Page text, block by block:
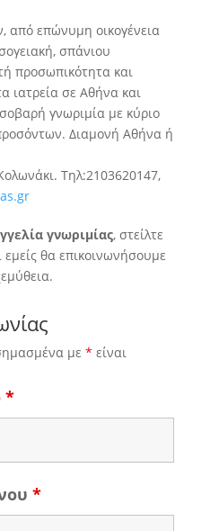
από επώνυμη οικογένεια
σπάνιου
προσωπικότητα και
ιατρεία σε Αθήνα και
γνωριμία με κύριο
Διαμονή Αθήνα ή
Τηλ:2103620147,
γνωριμίας, στείλτε
εμείς θα επικοινωνήσουμε
με * είναι
*
*